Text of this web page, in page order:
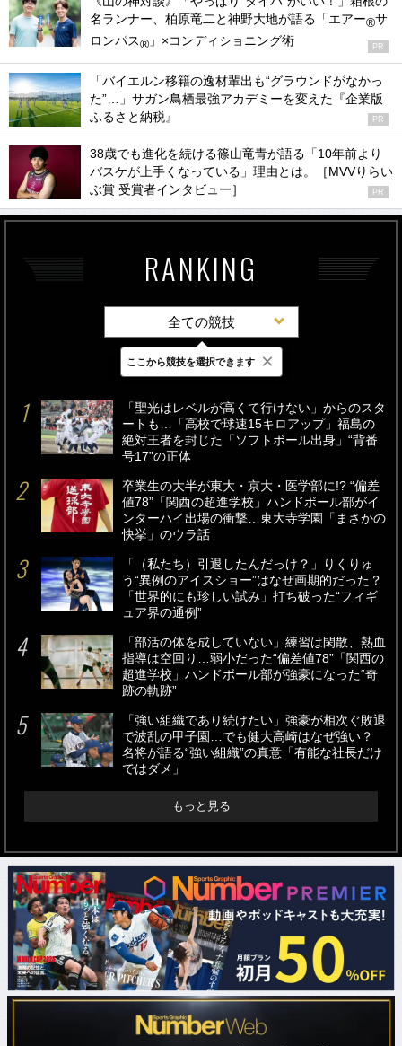
名ランナー、柏原竜二と神野大地が語る「エアー®サ
ロンパス® 」×コンディショニング術 PR
「バイエルン移籍の逸材輩出も“グラウンドがなかっ
た”…」サガン鳥栖最強アカデミーを変えた『企業版
ふるさと納税』
PR
38歳でも進化を続ける篠山竜青が語る「10年前より
バスケが上手くなっている」理由とは。［MVVりらい
ぶ賞 受賞者インタビュー］
PR
RANKING
全ての競技
最新 24時間 週間
「聖光はレベルが高くて行けない」からのスタ
ートも…「高校で球速15キロアップ」福島の
絶対王者を封じた「ソフトボール出身」“背番
号17”の正体
卒業生の大半が東大・京大・医学部に!? “偏差
値78”「関西の超進学校」ハンドボール部がイ
ンターハイ出場の衝撃…東大寺学園「まさかの
快挙」のウラ話
「（私たち）引退したんだっけ？」りくりゅ
う“異例のアイスショー”はなぜ画期的だった？
「世界的にも珍しい試み」打ち破った“フィギ
ュア界の通例”
「部活の体を成していない」練習は閑散、熱血
指導は空回り…弱小だった“偏差値78”「関西の
超進学校」ハンドボール部が強豪になった“奇
跡の軌跡”
「強い組織であり続けたい」強豪が相次ぐ敗退
で波乱の甲子園…でも健大高崎はなぜ強い？
名将が語る“強い組織”の真意「有能な社長だけ
ではダメ」
もっと見る
ここから競技を選択できます ×